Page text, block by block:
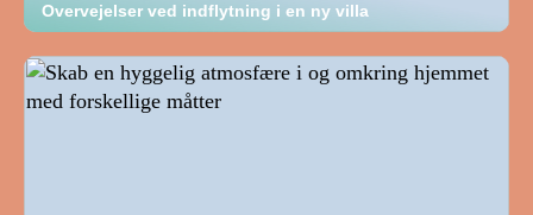
Overvejelser ved indflytning i en ny villa